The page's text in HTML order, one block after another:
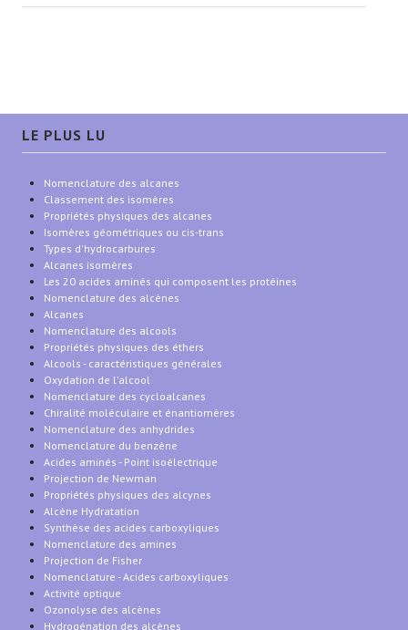
LE PLUS LU
Nomenclature des alcanes
Classement des isomères
Propriétés physiques des alcanes
Isomères géométriques ou cis-trans
Types d'hydrocarbures
Alcanes isomères
Les 20 acides aminés qui composent les protéines
Nomenclature des alcènes
Alcanes
Nomenclature des alcools
Propriétés physiques des éthers
Alcools - caractéristiques générales
Oxydation de l'alcool
Nomenclature des cycloalcanes
Chiralité moléculaire et énantiomères
Nomenclature des anhydrides
Nomenclature du benzène
Acides aminés - Point isoélectrique
Projection de Newman
Propriétés physiques des alcynes
Alcène Hydratation
Synthèse des acides carboxyliques
Nomenclature des amines
Projection de Fisher
Nomenclature - Acides carboxyliques
Activité optique
Ozonolyse des alcènes
Hydrogénation des alcènes